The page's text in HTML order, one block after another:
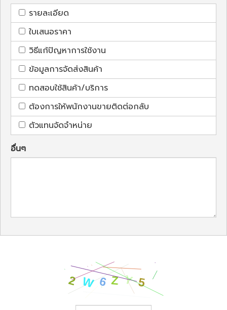
รายละเอียด
ใบเสนอราคา
วิธีแก้ปัญหาการใช้งาน
ข้อมูลการจัดส่งสินค้า
ทดสอบใช้สินค้า/บริการ
ต้องการให้พนักงานขายติดต่อกลับ
ตัวแทนจัดจำหน่าย
อื่นๆ